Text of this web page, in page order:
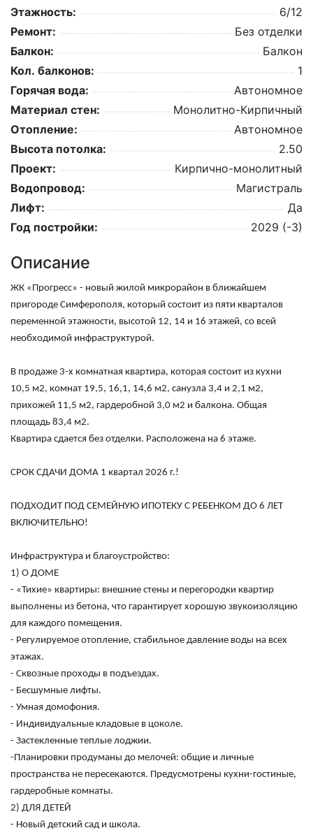
Этажность:
6/12
Ремонт:
Без отделки
Балкон:
Балкон
Кол. балконов:
1
Горячая вода:
Автономное
Материал стен:
Монолитно-Кирпичный
Отопление:
Автономное
Высота потолка:
2.50
Проект:
Кирпично-монолитный
Водопровод:
Магистраль
Лифт:
Да
Год постройки:
2029 (-3)
Описание
ЖК «Прогресс» - новый жилой микрорайон в ближайшем
пригороде Симферополя, который состоит из пяти кварталов
переменной этажности, высотой 12, 14 и 16 этажей, со всей
необходимой инфраструктурой.
В продаже 3-х комнатная квартира, которая состоит из кухни
10,5 м2, комнат 19,5, 16,1, 14,6 м2, санузла 3,4 и 2,1 м2,
прихожей 11,5 м2, гардеробной 3,0 м2 и балкона. Общая
площадь 83,4 м2.
Квартира сдается без отделки. Расположена на 6 этаже.
СРОК СДАЧИ ДОМА 1 квартал 2026 г.!
ПОДХОДИТ ПОД СЕМЕЙНУЮ ИПОТЕКУ С РЕБЕНКОМ ДО 6 ЛЕТ
ВКЛЮЧИТЕЛЬНО!
Инфраструктура и благоустройство:
1) О ДОМЕ
- «Тихие» квартиры: внешние стены и перегородки квартир
выполнены из бетона, что гарантирует хорошую звукоизоляцию
для каждого помещения.
- Регулируемое отопление, стабильное давление воды на всех
этажах.
- Сквозные проходы в подъездах.
- Бесшумные лифты.
- Умная домофония.
- Индивидуальные кладовые в цоколе.
- Застекленные теплые лоджии.
-Планировки продуманы до мелочей: общие и личные
пространства не пересекаются. Предусмотрены кухни-гостиные,
гардеробные комнаты.
2) ДЛЯ ДЕТЕЙ
- Новый детский сад и школа.